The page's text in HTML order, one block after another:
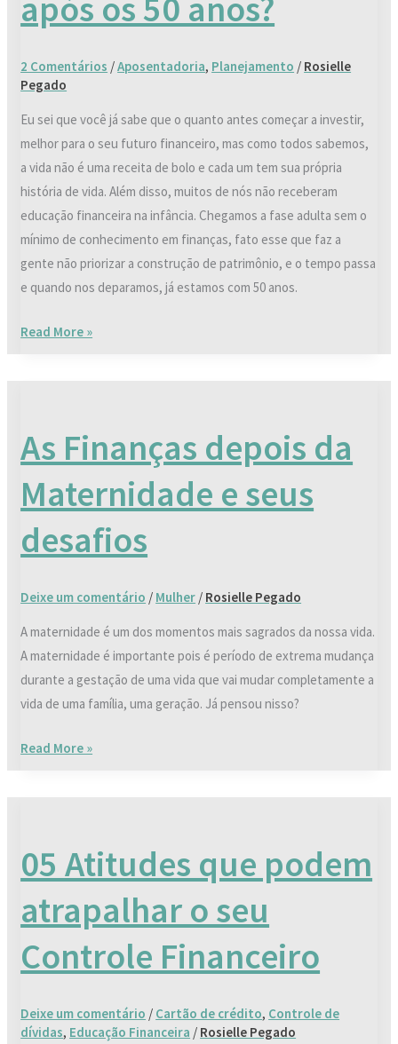
após os 50 anos?
2 Comentários /Aposentadoria, Planejamento / Rosielle
Pegado
Eu sei que você já sabe que o quanto antes começar a investir,
melhor para o seu futuro financeiro, mas como todos sabemos,
a vida não é uma receita de bolo e cada um tem sua própria
história de vida. Além disso, muitos de nós não receberam
educação financeira na infância. Chegamos a fase adulta sem o
mínimo de conhecimento em finanças, fato esse que faz a
gente não priorizar a construção de patrimônio, e o tempo passa
e quando nos deparamos, já estamos com 50 anos.
após
os
anos?
Read More »
As Finanças depois da
Maternidade e seus
desafios
Deixe um comentário / Mulher / Rosielle Pegado
A maternidade é um dos momentos mais sagrados da nossa vida.
A maternidade é importante pois é período de extrema mudança
durante a gestação de uma vida que vai mudar completamente a
vida de uma família, uma geração. Já pensou nisso?
depois
da
Maternidade
e
seus
desafios
Read More »
05 Atitudes que podem
atrapalhar o seu
Controle Financeiro
Deixe um comentário / Cartão de crédito, Controle de
dívidas, Educação Financeira / Rosielle Pegado
que
podem
atrapalhar
o
seu
Controle